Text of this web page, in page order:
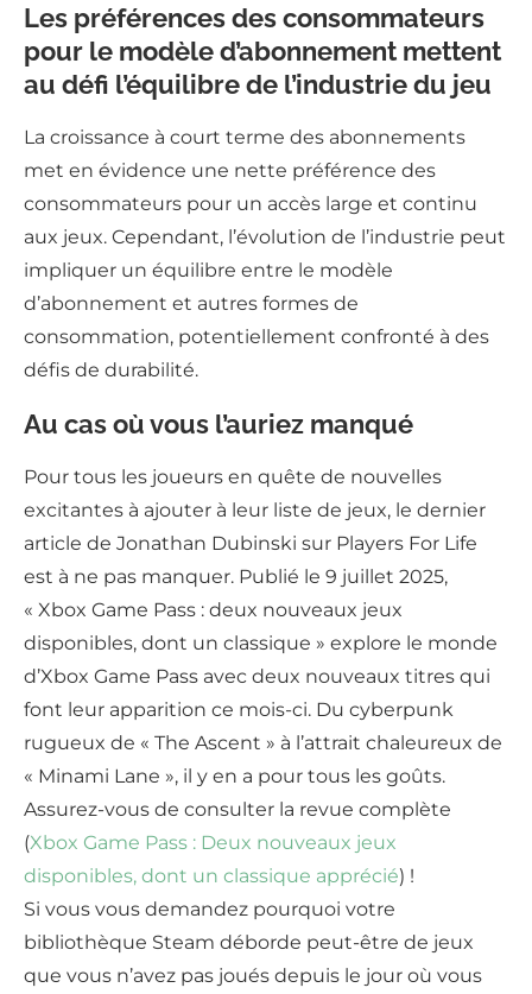
Les préférences des consommateurs
pour le modèle d’abonnement mettent
au défi l’équilibre de l’industrie du jeu
La croissance à court terme des abonnements
met en évidence une nette préférence des
consommateurs pour un accès large et continu
aux jeux. Cependant, l’évolution de l’industrie peut
impliquer un équilibre entre le modèle
d’abonnement et autres formes de
consommation, potentiellement confronté à des
défis de durabilité.
Au cas où vous l’auriez manqué
Pour tous les joueurs en quête de nouvelles
excitantes à ajouter à leur liste de jeux, le dernier
article de Jonathan Dubinski sur Players For Life
est à ne pas manquer. Publié le 9 juillet 2025,
« Xbox Game Pass : deux nouveaux jeux
disponibles, dont un classique » explore le monde
d’Xbox Game Pass avec deux nouveaux titres qui
font leur apparition ce mois-ci. Du cyberpunk
rugueux de « The Ascent » à l’attrait chaleureux de
« Minami Lane », il y en a pour tous les goûts.
Assurez-vous de consulter la revue complète
(Xbox Game Pass : Deux nouveaux jeux
disponibles, dont un classique apprécié) !
Si vous vous demandez pourquoi votre
bibliothèque Steam déborde peut-être de jeux
que vous n’avez pas joués depuis le jour où vous